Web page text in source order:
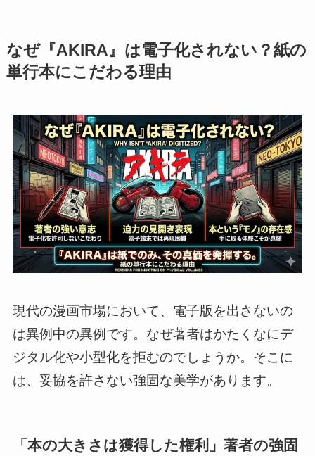
なぜ『AKIRA』は電子化されない？紙の
単行本にこだわる理由
現代の漫画市場において、電子版を出さないの
は異例中の異例です。なぜ著者はかたくなにデ
ジタル化や小型化を拒むのでしょうか。そこに
は、妥協を許さない強固な美学があります。
「本の大きさは獲得した権利」著者の強固